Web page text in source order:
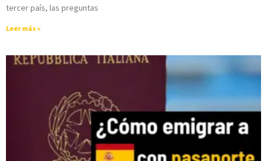
tercer país, las preguntas
Leer más »